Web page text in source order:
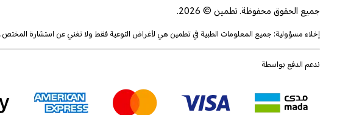
جميع الحقوق محفوظة. تطمين © 2026.
إخلاء مسؤولية: جميع المعلومات الطبية في تطمين هي لأغراض التوعية فقط ولا تغني عن استشارة المختص.
ندعم الدفع بواسطة